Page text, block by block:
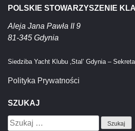
POLSKIE STOWARZYSZENIE
Aleja Jana Pawła II 9
81-345 Gdynia
Siedziba Yacht Klubu ‚Stal’ Gdynia –
Polityka Prywatności
SZUKAJ
Szukaj: